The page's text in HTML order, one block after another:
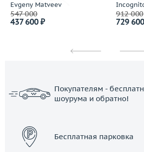
Evgeny Matveev
547 000
437 600 ₽
912 000
729
Покупателям -
шоурума и обратно!
Бесплатная парковка